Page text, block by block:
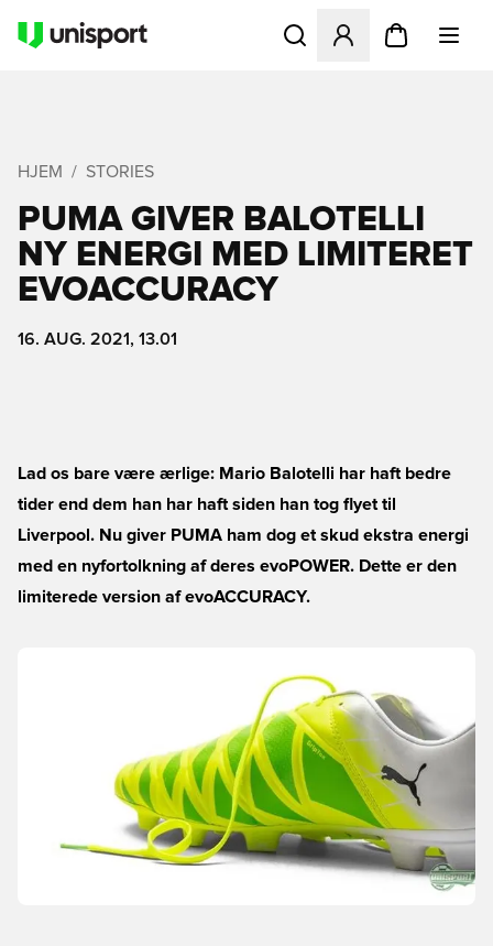
Åbner en Modal til at
HJEM STORIES
PUMA GIVER BALOTELLI
NY ENERGI MED LIMITERET
EVOACCURACY
16. AUG. 2021, 13.01
Lad os bare være ærlige: Mario Balotelli har haft bedre
tider end dem han har haft siden han tog flyet til
Liverpool. Nu giver PUMA ham dog et skud ekstra energi
med en nyfortolkning af deres evoPOWER. Dette er den
limiterede version af evoACCURACY.